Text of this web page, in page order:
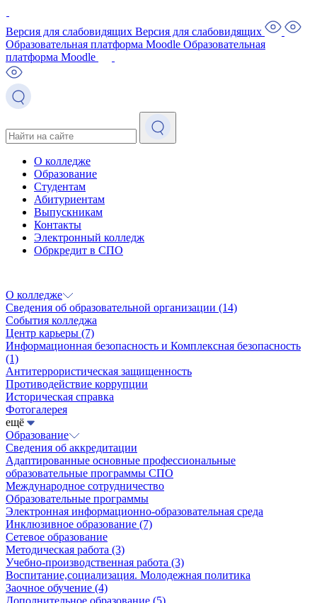
Версия для слабовидящих Версия для слабовидящих
Образовательная платформа Moodle Образовательная
платформа Moodle
О колледже
Образование
Студентам
Абитуриентам
Выпускникам
Контакты
Электронный колледж
Обркредит в СПО
О колледже
Сведения об образовательной организации (14)
События колледжа
Центр карьеры (7)
Информационная безопасность и Комплексная безопасность
(1)
Антитеррористическая защищенность
Противодействие коррупции
Историческая справка
Фотогалерея
ещё
Образование
Сведения об аккредитации
Адаптированные основные профессиональные
образовательные программы СПО
Международное сотрудничество
Образовательные программы
Электронная информационно-образовательная среда
Инклюзивное образование (7)
Сетевое образование
Методическая работа (3)
Учебно-производственная работа (3)
Воспитание,социализация. Молодежная политика
Заочное обучение (4)
Дополнительное образование (5)